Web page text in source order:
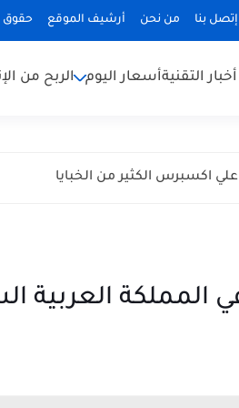
إتصل بنا من نحن أرشيف الموقع حقوق
أخبار التقنيةأسعار اليوم الربح من
اكسبرس الكثير من الخبايا
المملكة العربية